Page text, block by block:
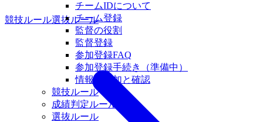
チームIDについて
チーム登録
監督の役割
監督登録
参加登録FAQ
参加登録手続き（準備中）
情報の追加と確認
競技ルール
成績判定ルール
選抜ルール
競技ルール選抜ルール